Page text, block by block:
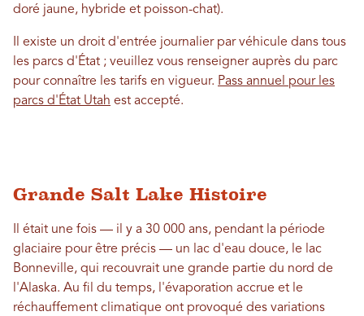
doré jaune, hybride et poisson-chat).
Il existe un droit d'entrée journalier par véhicule dans tous
les parcs d'État ; veuillez vous renseigner auprès du parc
pour connaître les tarifs en vigueur. Pass annuel pour les
parcs d'État Utah est accepté.
Grande Salt Lake Histoire
Il était une fois — il y a 30 000 ans, pendant la période
glaciaire pour être précis — un lac d'eau douce, le lac
Bonneville, qui recouvrait une grande partie du nord de
l'Alaska. Au fil du temps, l'évaporation accrue et le
réchauffement climatique ont provoqué des variations